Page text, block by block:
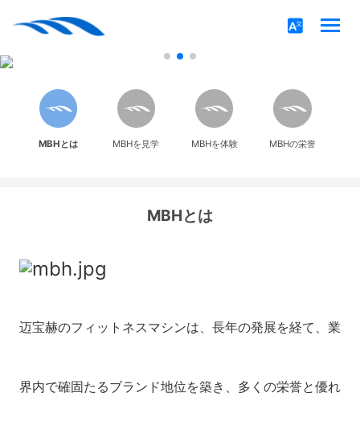
MBHとは MBHを見学 MBHを体験 MBHの栄誉
MBHとは
迈宝赫のフィットネスマシンは、長年の発展を経て、業
界内で確固たるブランド地位を築き、多くの栄誉と優れ